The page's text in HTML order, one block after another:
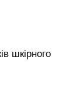
шкірного